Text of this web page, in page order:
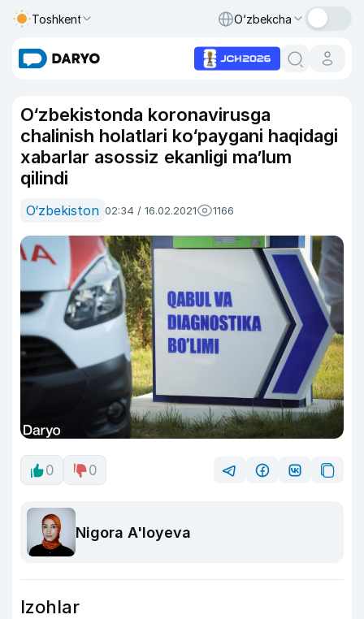
Toshkent O‘zbekcha
O‘zbekistonda koronavirusga
chalinish holatlari ko‘paygani haqidagi
xabarlar asossiz ekanligi ma’lum
qilindi
O‘zbekiston 02:34 / 16.02.2021 1166
0 0
Nigora A'loyeva
Izohlar